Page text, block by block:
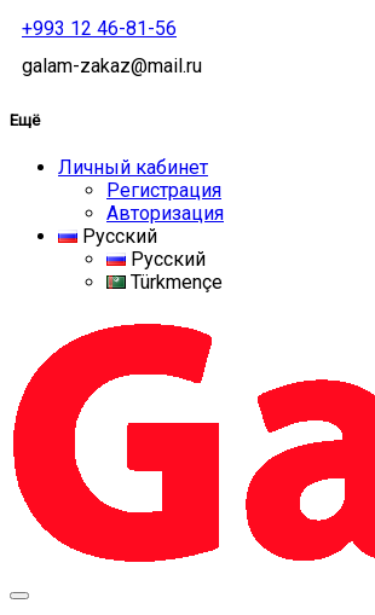
+993 12 46-81-56
galam-zakaz@mail.ru
Ещё
Личный кабинет
Регистрация
Авторизация
Русский
Русский
Türkmençe